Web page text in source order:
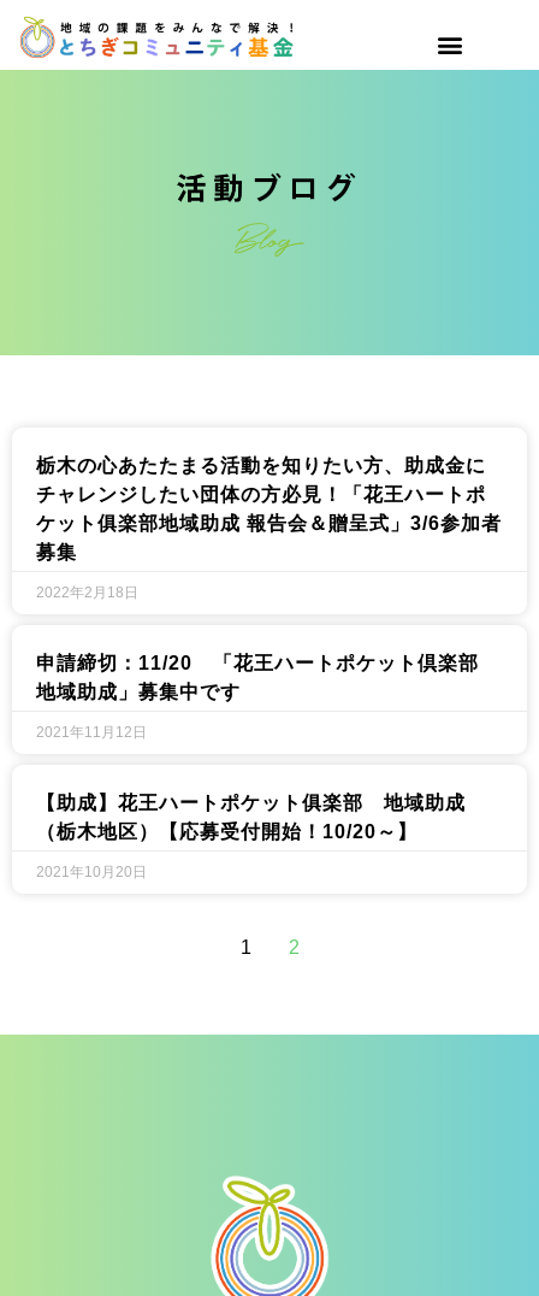
栃木の心あたたまる活動を知りたい方、助成金に
チャレンジしたい団体の方必見！「花王ハートポ
ケット俱楽部地域助成 報告会＆贈呈式」3/6参加者
募集
2022年2月18日
申請締切：11/20 「花王ハートポケット倶楽部
地域助成」募集中です
2021年11月12日
【助成】花王ハートポケット俱楽部 地域助成
（栃木地区）【応募受付開始！10/20～】
2021年10月20日
1 2